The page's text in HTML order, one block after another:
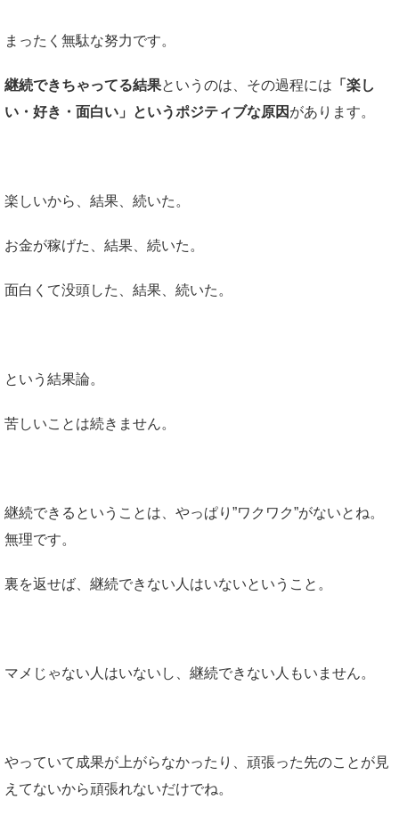
まったく無駄な努力です。
継続できちゃってる結果というのは 、その過程には 「楽し
い・好き・面白い」というポジティブな原因 があります。
楽しいから、結果、続いた。
お金が稼げた、結果、続いた。
面白くて没頭した、結果、続いた。
という結果論。
苦しいことは続きません。
継続できるということは、やっぱり”ワクワク”がないとね。
無理です。
裏を返せば、継続できない人はいないということ。
マメじゃない人はいないし、継続できない人もいません。
やっていて成果が上がらなかったり、頑張った先のことが見
えてないから頑張れないだけでね。